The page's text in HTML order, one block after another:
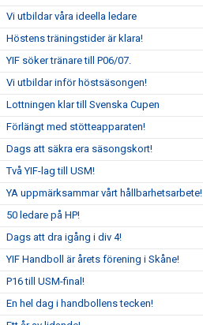
Vi utbildar våra ideella ledare
Höstens träningstider är klara!
YIF söker tränare till P06/07.
Vi utbildar inför höstsäsongen!
Lottningen klar till Svenska Cupen
Förlängt med stötteapparaten!
Dags att säkra era säsongskort!
Två YIF-lag till USM!
YA uppmärksammar vårt hållbarhetsarbete!
50 ledare på HP!
Dags att dra igång i div 4!
YIF Handboll är årets förening i Skåne!
P16 till USM-final!
En hel dag i handbollens tecken!